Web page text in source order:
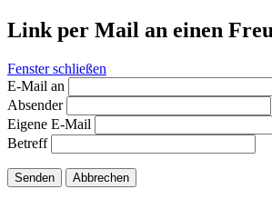
Link per Mail an einen
Fenster schließen
E-Mail an
Absender
Eigene E-Mail
Betreff
Senden Abbrechen